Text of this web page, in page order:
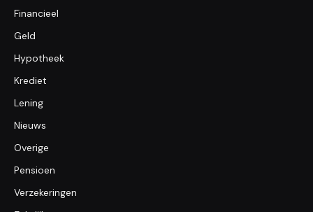
Financieel
Geld
Hypotheek
Krediet
Lening
Nieuws
Overige
Pensioen
Verzekeringen